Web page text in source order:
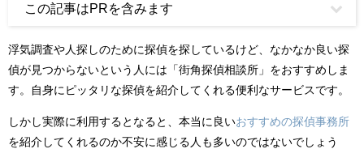
この記事はPRを含みます
浮気調査や人探しのために探偵を探しているけど、なかなか良い探
偵が見つからないという人には「街角探偵相談所」をおすすめしま
す。自身にピッタリな探偵を紹介してくれる便利なサービスです。
しかし実際に利用するとなると、本当に良いおすすめの探偵事務所
を紹介してくれるのか不安に感じる人も多いのではないでしょう